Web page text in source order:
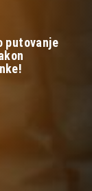
putovanje